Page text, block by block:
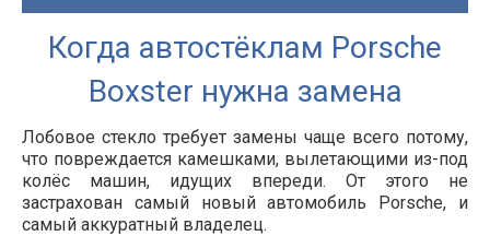
Когда автостёклам Porsche
Boxster нужна замена
Лобовое стекло требует замены чаще всего потому,
что повреждается камешками, вылетающими из-под
колёс машин, идущих впереди. От этого не
застрахован самый новый автомобиль Porsche, и
самый аккуратный владелец.